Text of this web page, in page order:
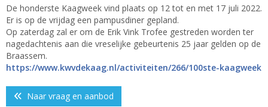
De honderste Kaagweek vind plaats op 12 tot en met 17 juli 2022.
Er is op de vrijdag een pampusdiner gepland.
Op zaterdag zal er om de Erik Vink Trofee gestreden worden ter
nagedachtenis aan die vreselijke gebeurtenis 25 jaar gelden op de
Braassem.
https://www.kwvdekaag.nl/activiteiten/266/100ste-kaagweek
Naar vraag en aanbod